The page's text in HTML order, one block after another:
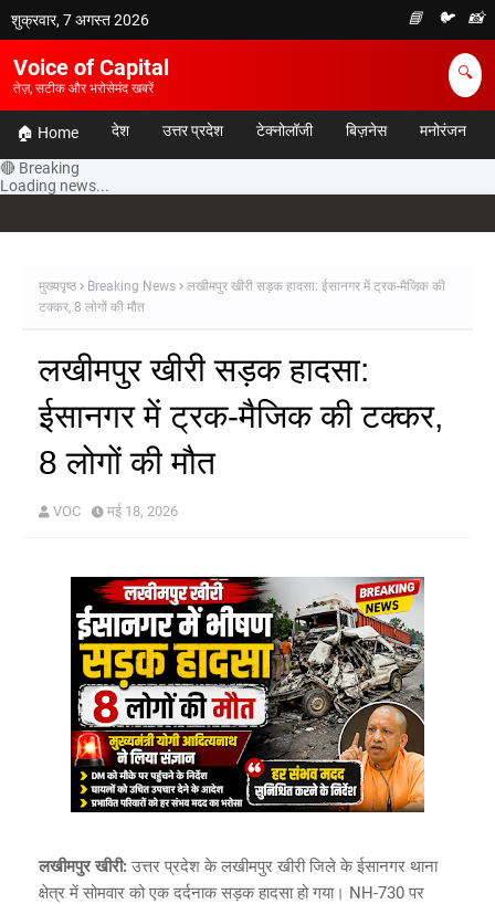
शुक्रवार, 7 अगस्त 2026 📘 🐦 📸
Voice of Capital
तेज़, सटीक और भरोसेमंद खबरें
🔍
🏠 Home देश उत्तर प्रदेश टेक्नोलॉजी बिज़नेस मनोरंजन
🔴 Breaking
Loading news...
मुख्यपृष्ठ Breaking News
लखीमपुर खीरी सड़क हादसा: ईसानगर में ट्रक-मैजिक की
टक्कर, 8 लोगों की मौत
लखीमपुर खीरी सड़क हादसा:
ईसानगर में ट्रक-मैजिक की टक्कर,
8 लोगों की मौत
VOC मई 18, 2026
लखीमपुर खीरी: उत्तर प्रदेश के लखीमपुर खीरी जिले के ईसानगर थाना
क्षेत्र में सोमवार को एक दर्दनाक सड़क हादसा हो गया। NH-730 पर